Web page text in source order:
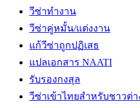
วีซ่าทำงาน
วีซ่าคู่หมั้น/แต่งงาน
แก้วีซ่าถูกปฏิเสธ
แปลเอกสาร NAATI
รับรองกงสุล
วีซ่าเข้าไทยสำหรับชาวต่